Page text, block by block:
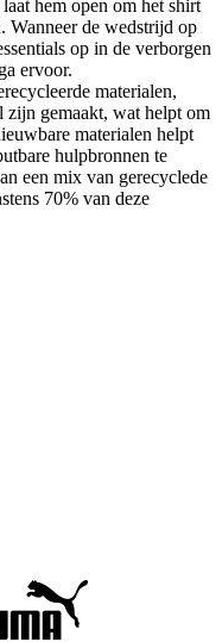
hem open om het shirt
Wanneer de wedstrijd op
op in de verborgen
ervoor.
materialen,
zijn gemaakt, wat helpt om
materialen helpt
hulpbronnen te
een mix van gerecyclede
70% van deze